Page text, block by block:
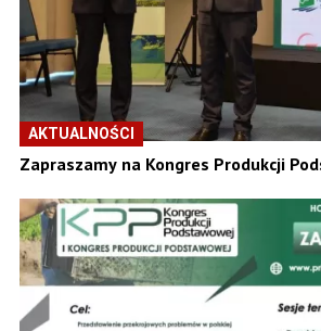
AKTUALNOŚCI
Zapraszamy na Kongres Produkcji